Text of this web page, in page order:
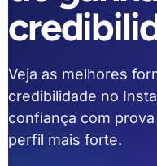
Veja as melhores
credibilidade no
confiança com
perfil mais forte.